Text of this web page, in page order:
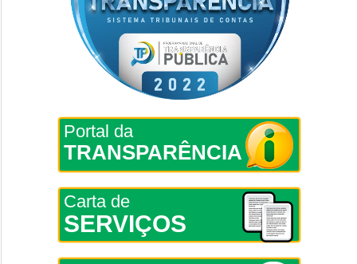
Portal da
TRANSPARÊNCIA
Carta de
SERVIÇOS